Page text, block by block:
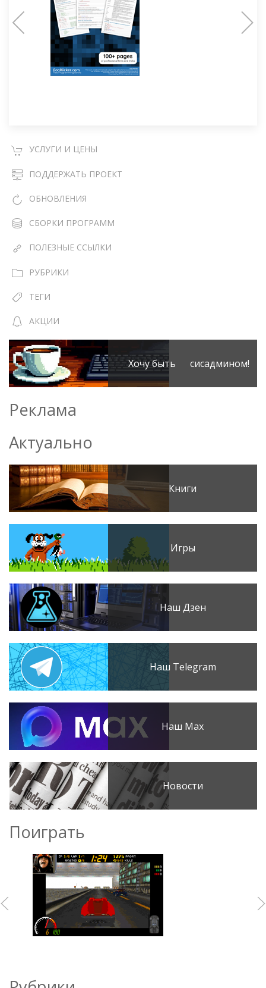
УСЛУГИ И ЦЕНЫ
ПОДДЕРЖАТЬ ПРОЕКТ
ОБНОВЛЕНИЯ
СБОРКИ ПРОГРАММ
ПОЛЕЗНЫЕ ССЫЛКИ
РУБРИКИ
ТЕГИ
АКЦИИ
Хочу быть сисадмином!
Реклама
Актуально
Книги
Игры
Наш Дзен
Наш Telegram
Наш Max
Новости
Поиграть